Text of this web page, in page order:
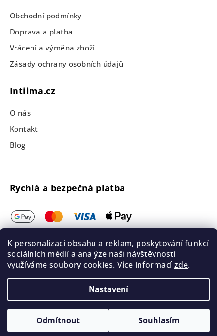
K personalizaci obsahu a reklam, poskytování funkcí
sociálních médií a analýze naší návštěvnosti
využíváme soubory cookies. Více informacízde.
Nastavení
Odmítnout Souhlasím
Obchodní podmínky
Doprava a platba
Vrácení a výměna zboží
Zásady ochrany osobních údajů
Intiima.cz
O nás
Kontakt
Blog
Rychlá a bezpečná platba
Intiima.cz © Všechna práva vyhrazena 2026